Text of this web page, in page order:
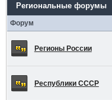
Региональные форумы
Форум
Регионы России
Республики СССР